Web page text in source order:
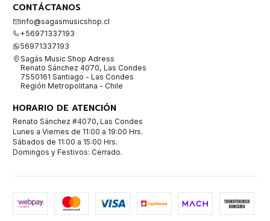
CONTÁCTANOS
info@sagasmusicshop.cl
+56971337193
56971337193
Sagás Music Shop Adress
Renato Sánchez 4070, Las Condes
7550161 Santiago - Las Condes
Región Metropolitana - Chile
HORARIO DE ATENCIÓN
Renato Sánchez #4070, Las Condes
Lunes a Viernes de 11:00 a 19:00 Hrs.
Sábados de 11:00 a 15:00 Hrs.
Domingos y Festivos: Cerrado.